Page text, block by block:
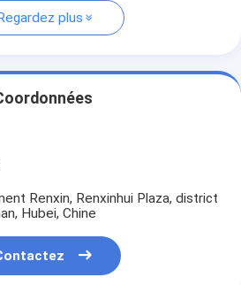
plus
Renxin, Renxinhui Plaza, district
Hubei, Chine